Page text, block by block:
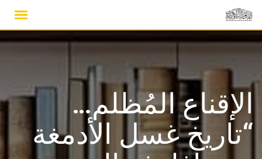
الإقناع المُظلم…
“تاريخ غسل الأدمغة